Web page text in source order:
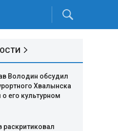
Володин обсудил
Хвалынска
его культурном
раскритиковал